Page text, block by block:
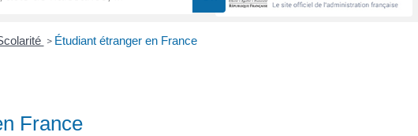
> Étudiant étranger en France
France